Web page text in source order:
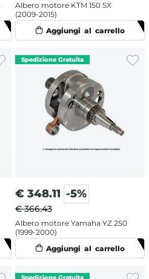
Albero motore KTM 150 SX
(2009-2015)
€ 348.11 -5%
€ 366.43
Albero motore Yamaha YZ 250
(1999-2000)